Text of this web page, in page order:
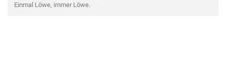
Einmal Löwe, immer Löwe.